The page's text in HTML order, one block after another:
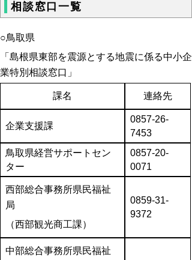
相談窓口一覧
○鳥取県
「島根県東部を震源とする地震に係る中小企
業特別相談窓口」
課名 連絡先
企業支援課
0857-26-
7453
鳥取県経営サポートセン
ター
0857-20-
0071
西部総合事務所県民福祉
局
（西部観光商工課）
0859-31-
9372
中部総合事務所県民福祉